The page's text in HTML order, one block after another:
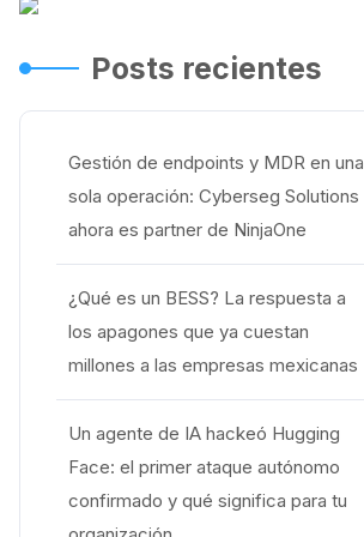
Posts recientes
Gestión de endpoints y MDR en una
sola operación: Cyberseg Solutions
ahora es partner de NinjaOne
¿Qué es un BESS? La respuesta a
los apagones que ya cuestan
millones a las empresas mexicanas
Un agente de IA hackeó Hugging
Face: el primer ataque autónomo
confirmado y qué significa para tu